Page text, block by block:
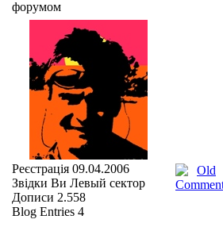
Реєстрація 09.04.2006
Звідки Ви Левый сектор
Дописи 2.558
Blog Entries 4